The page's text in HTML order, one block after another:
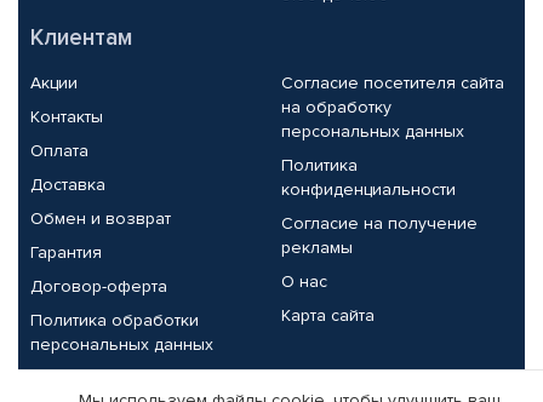
Клиентам
Акции
Контакты
Оплата
Доставка
Обмен и возврат
Гарантия
Договор-оферта
Политика обработки
персональных данных
Согласие посетителя сайта
на обработку
персональных данных
Политика
конфиденциальности
Согласие на получение
рекламы
О нас
Карта сайта